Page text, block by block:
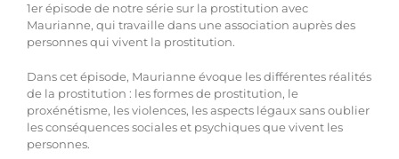
1er épisode de notre série sur la prostitution avec
Maurianne, qui travaille dans une association auprès des
personnes qui vivent la prostitution.
Dans cet épisode, Maurianne évoque les différentes réalités
de la prostitution : les formes de prostitution, le
proxénétisme, les violences, les aspects légaux sans oublier
les conséquences sociales et psychiques que vivent les
personnes.